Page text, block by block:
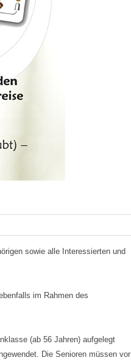
sowie alle Interessierten und
im Rahmen des
(ab 56 Jahren) aufgelegt
Die Senioren müssen vor